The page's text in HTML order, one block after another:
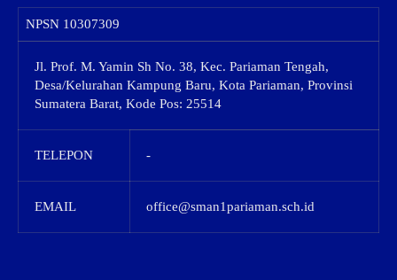
NPSN 10307309
Jl. Prof. M. Yamin Sh No. 38, Kec. Pariaman Tengah,
Desa/Kelurahan Kampung Baru, Kota Pariaman, Provinsi
Sumatera Barat, Kode Pos: 25514
TELEPON -
EMAIL office@sman1pariaman.sch.id